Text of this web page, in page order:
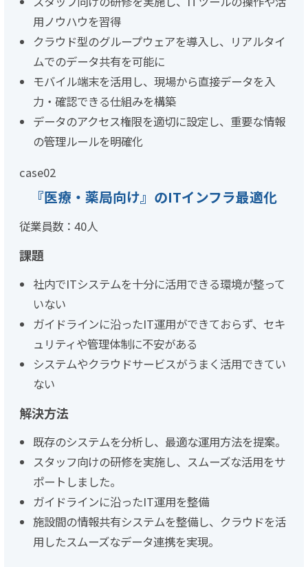
用ノウハウを習得
クラウド型のグループウェアを導入し、リアルタイ
ムでのデータ共有を可能に
モバイル端末を活用し、現場から直接データを入
力・確認できる仕組みを構築
データのアクセス権限を適切に設定し、重要な情報
の管理ルールを明確化
case02
『医療・薬局向け』のITインフラ最適化
従業員数：40人
課題
社内でITシステムを十分に活用できる環境が整って
いない
ガイドラインに沿ったIT運用ができておらず、セキ
ュリティや管理体制に不安がある
システムやクラウドサービスがうまく活用できてい
ない
解決方法
既存のシステムを分析し、最適な運用方法を提案。
スタッフ向けの研修を実施し、スムーズな活用をサ
ポートしました。
ガイドラインに沿ったIT運用を整備
施設間の情報共有システムを整備し、クラウドを活
用したスムーズなデータ連携を実現。